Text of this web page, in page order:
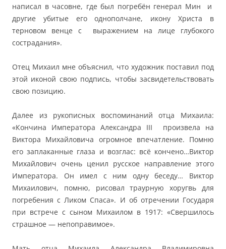
написал в часовне, где был погребён генерал Мин и
другие убитые его однополчане, икону Христа в
терновом венце с выражением на лице глубокого
сострадания».
Отец Михаил мне объяснил, что художник поставил под
этой иконой свою подпись, чтобы засвидетельствовать
свою позицию.
Далее из рукописных воспоминаний отца Михаила:
«Кончина Императора Александра III произвела на
Виктора Михайловича огромное впечатление. Помню
его заплаканные глаза и возглас: всё кончено…Виктор
Михайлович очень ценил русское направление этого
Императора. Он имел с ним одну беседу… Виктор
Михаилович, помню, рисовал траурную хоругвь для
погребения с Ликом Спаса». И об отречении Государя
при встрече с сыном Михаилом в 1917: «Свершилось
страшное — непоправимое».